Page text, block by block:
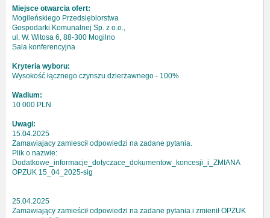
Miejsce otwarcia ofert:
Mogileńskiego Przedsiębiorstwa
Gospodarki Komunalnej Sp. z o.o.,
ul. W. Witosa 6, 88-300 Mogilno
Sala konferencyjna
Kryteria wyboru:
Wysokość łącznego czynszu dzierżawnego - 100%
Wadium:
10 000 PLN
Uwagi:
15.04.2025
Zamawiajacy zamiescił odpowiedzi na zadane pytania.
Plik o nazwie:
Dodatkowe_informacje_dotyczace_dokumentow_koncesji_i_ZMIANA
OPZUK 15_04_2025-sig
25.04.2025
Zamawiający zamieścił odpowiedzi na zadane pytania i zmienił OPZUK